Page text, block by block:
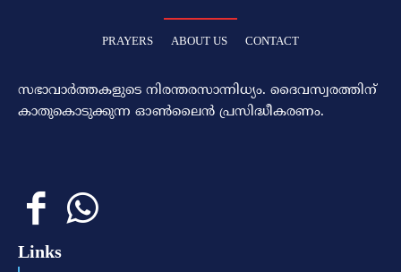
PRAYERS ABOUT US CONTACT
സഭാവാര്‍ത്തകളുടെ നിരന്തരസാന്നിധ്യം. ദൈവസ്വരത്തിന്‌
കാതുകൊടുക്കുന്ന ഓണ്‍ലൈന്‍ പ്രസിദ്ധീകരണം.
Links